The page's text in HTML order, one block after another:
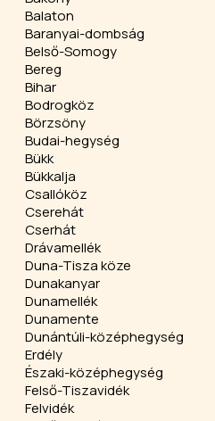
Balaton
Baranyai-dombság
Belső-Somogy
Bereg
Bihar
Bodrogköz
Börzsöny
Budai-hegység
Bükk
Bükkalja
Csallóköz
Cserehát
Cserhát
Drávamellék
Duna-Tisza köze
Dunakanyar
Dunamellék
Dunamente
Dunántúli-középhegység
Erdély
Északi-középhegység
Felső-Tiszavidék
Felvidék